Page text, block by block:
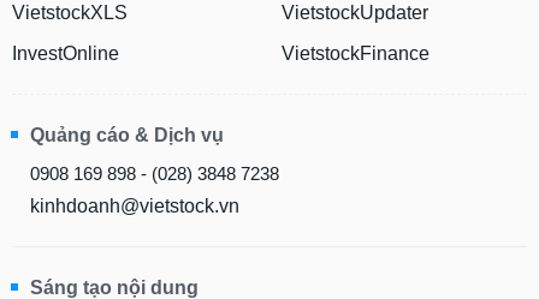
VietstockXLS
InvestOnline
VietstockUpdater
VietstockFinance
Quảng cáo & Dịch vụ
0908 169 898 - (028) 3848 7238
kinhdoanh@vietstock.vn
Sáng tạo nội dung